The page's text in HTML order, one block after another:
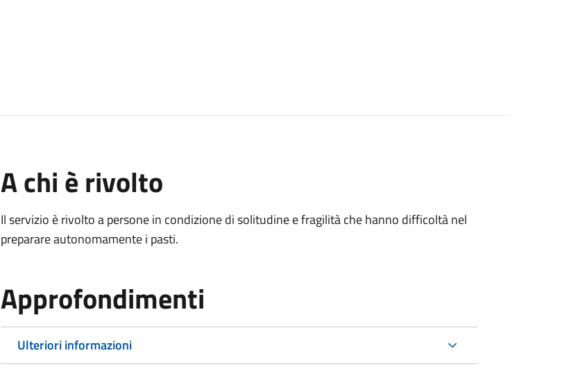
A chi è rivolto
Il servizio è rivolto a persone in condizione di solitudine e fragilità che hanno difficoltà nel
preparare autonomamente i pasti.
Approfondimenti
Ulteriori informazioni